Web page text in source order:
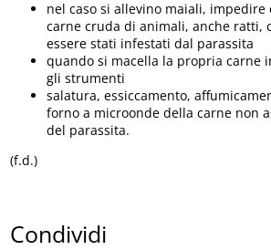
nel caso si allevino maiali, impedire
carne cruda di animali, anche ratti,
essere stati infestati dal parassita
quando si macella la propria carne
gli strumenti
salatura, essiccamento,
forno a microonde della carne non
del parassita.
(f.d.)
Condividi